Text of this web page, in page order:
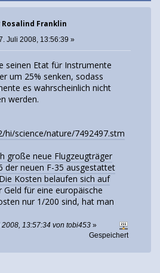
Rosalind Franklin
Juli 2008, 13:56:39 »
seinen Etat für Instrumente
um 25% senken, sodass
es wahrscheinlich nicht
werden.
hi/science/nature/7492497.stm
große neue Flugzeugträger
der neuen F-35 ausgestattet
Kosten belaufen sich auf
Geld für eine europäische
nur 1/200 sind, hat man
13:57:34 von tobi453 »
Gespeichert